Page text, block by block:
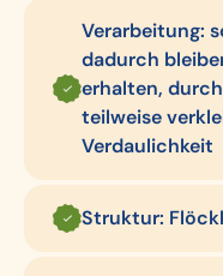
Verarbeitung:
dadurch
erhalten,
teilweise
Verdaulichkeit
Struktur: